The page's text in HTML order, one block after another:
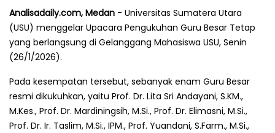
Analisadaily.com, Medan - Universitas Sumatera Utara
(USU) menggelar Upacara Pengukuhan Guru Besar Tetap
yang berlangsung di Gelanggang Mahasiswa USU, Senin
(26/1/2026).
Pada kesempatan tersebut, sebanyak enam Guru Besar
resmi dikukuhkan, yaitu Prof. Dr. Lita Sri Andayani, S.KM.,
M.Kes., Prof. Dr. Mardiningsih, M.Si., Prof. Dr. Elimasni, M.Si.,
Prof. Dr. Ir. Taslim, M.Si., IPM., Prof. Yuandani, S.Farm., M.Si.,